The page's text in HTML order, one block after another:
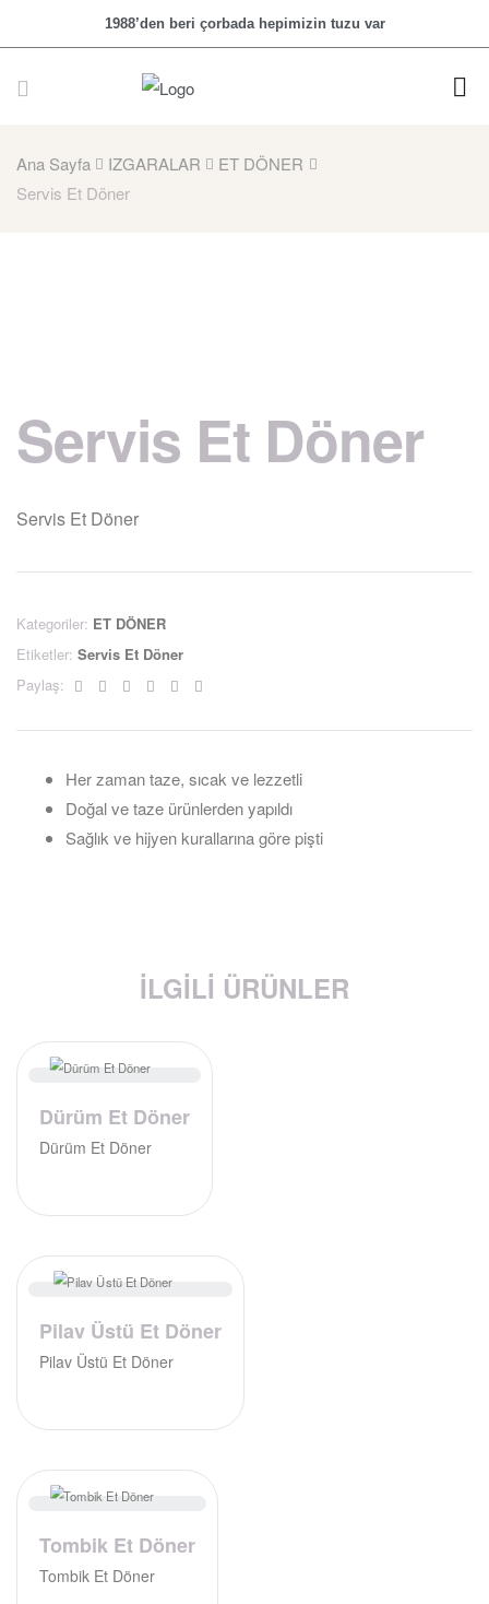
1988’den beri çorbada hepimizin tuzu var
Ana Sayfa IZGARALAR
ET DÖNER
Servis Et Döner
Servis Et Döner
Servis Et Döner
Kategoriler: ET DÖNER
Etiketler: Servis Et Döner
Paylaş:
Facebook
TwitterLinkedinGoogle+Pinterest
Her zaman taze, sıcak ve lezzetli
Doğal ve taze ürünlerden yapıldı
Sağlık ve hijyen kurallarına göre pişti
İLGILI ÜRÜNLER
Dürüm Et Döner
Dürüm Et Döner
Pilav Üstü Et Döner
Pilav Üstü Et Döner
Tombik Et Döner
Tombik Et Döner